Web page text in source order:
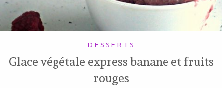
DESSERTS
Glace végétale express banane et fruits
rouges